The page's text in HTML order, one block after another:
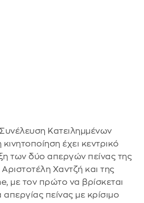
Κατειλημμένων
έχει κεντρικό
των δύο απεργών πείνας της
Χαντζή και της
με τον πρώτο να βρίσκεται
πείνας με κρίσιμο